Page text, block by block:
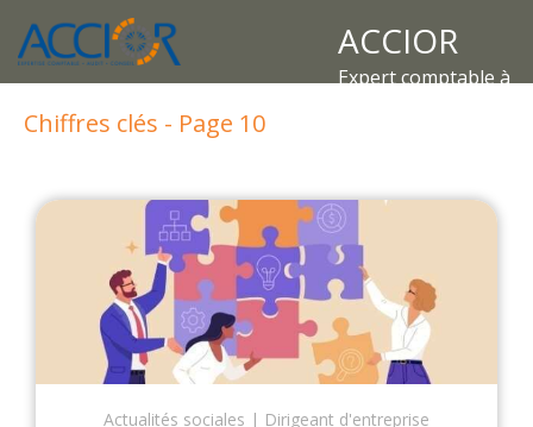
ACCIOR
Expert comptable à
Chiffres clés - Page 10
Actualités sociales Dirigeant d'entreprise